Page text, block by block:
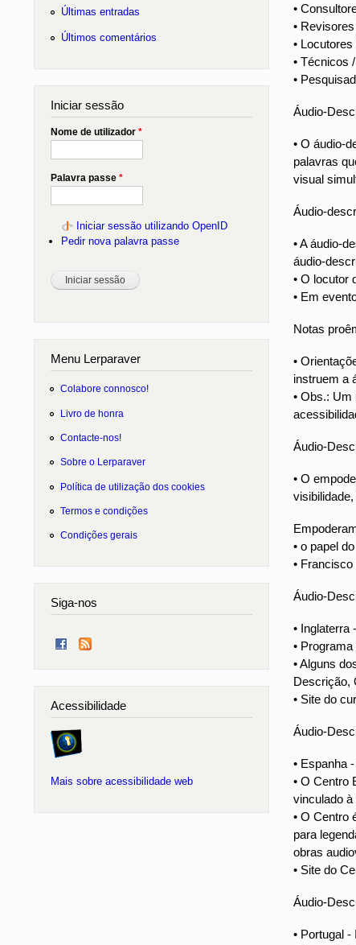
•
•
•
• Técnicos
•
Áudio-
• O áudio-
palavras
visual
Áudio-
• A áudio-
áudio-
• O locutor
• Em
Notas
•
instruem a
• Obs.:
Áudio-
• O
• o papel
•
Áudio-
• Inglaterra
•
• Alguns
Descrição,
• Site do
Áudio-
• Espanha
• O Centro
vinculado
• O Centro
para
obras
• Site do
Áudio-
• Portugal
Últimas entradas
Últimos comentários
Iniciar sessão
Nome de utilizador *
Palavra passe *
Iniciar sessão utilizando OpenID
Pedir nova palavra passe
Menu Lerparaver
Colabore connosco!
Livro de honra
Contacte-nos!
Sobre o Lerparaver
Política de utilização dos cookies
Termos e condições
Condições gerais
Siga-nos
Acessibilidade
Mais sobre acessibilidade web